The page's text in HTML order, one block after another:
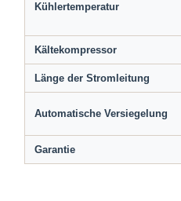
Kühlertemperatur
Kältekompressor
Länge der Stromleitung
Automatische Versiegelung
Garantie